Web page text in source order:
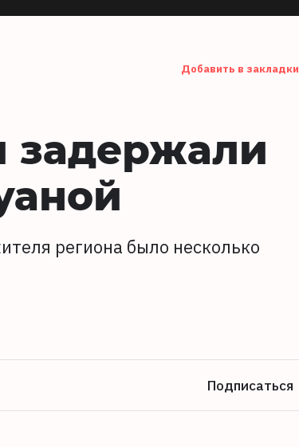
Добавить в закладки
задержали
региона было несколько
Подписаться